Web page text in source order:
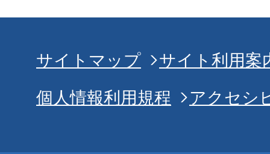
サイトマップ
サイト利用案
個人情報利用規程
アクセシ